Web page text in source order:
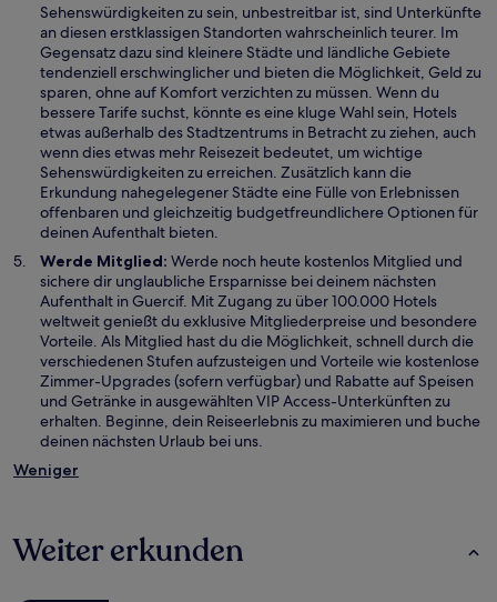
Sehenswürdigkeiten zu sein, unbestreitbar ist, sind Unterkünfte
an diesen erstklassigen Standorten wahrscheinlich teurer. Im
Gegensatz dazu sind kleinere Städte und ländliche Gebiete
tendenziell erschwinglicher und bieten die Möglichkeit, Geld zu
sparen, ohne auf Komfort verzichten zu müssen. Wenn du
bessere Tarife suchst, könnte es eine kluge Wahl sein, Hotels
etwas außerhalb des Stadtzentrums in Betracht zu ziehen, auch
wenn dies etwas mehr Reisezeit bedeutet, um wichtige
Sehenswürdigkeiten zu erreichen. Zusätzlich kann die
Erkundung nahegelegener Städte eine Fülle von Erlebnissen
offenbaren und gleichzeitig budgetfreundlichere Optionen für
deinen Aufenthalt bieten.
Werde Mitglied: Werde noch heute kostenlos Mitglied und
sichere dir unglaubliche Ersparnisse bei deinem nächsten
Aufenthalt in Guercif. Mit Zugang zu über 100.000 Hotels
weltweit genießt du exklusive Mitgliederpreise und besondere
Vorteile. Als Mitglied hast du die Möglichkeit, schnell durch die
verschiedenen Stufen aufzusteigen und Vorteile wie kostenlose
Zimmer-Upgrades (sofern verfügbar) und Rabatte auf Speisen
und Getränke in ausgewählten VIP Access-Unterkünften zu
erhalten. Beginne, dein Reiseerlebnis zu maximieren und buche
deinen nächsten Urlaub bei uns.
Weniger
Weiter erkunden